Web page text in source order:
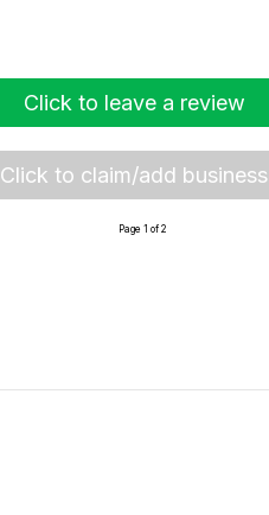
Click to leave a review
Click to claim/add business
Page 1 of 2